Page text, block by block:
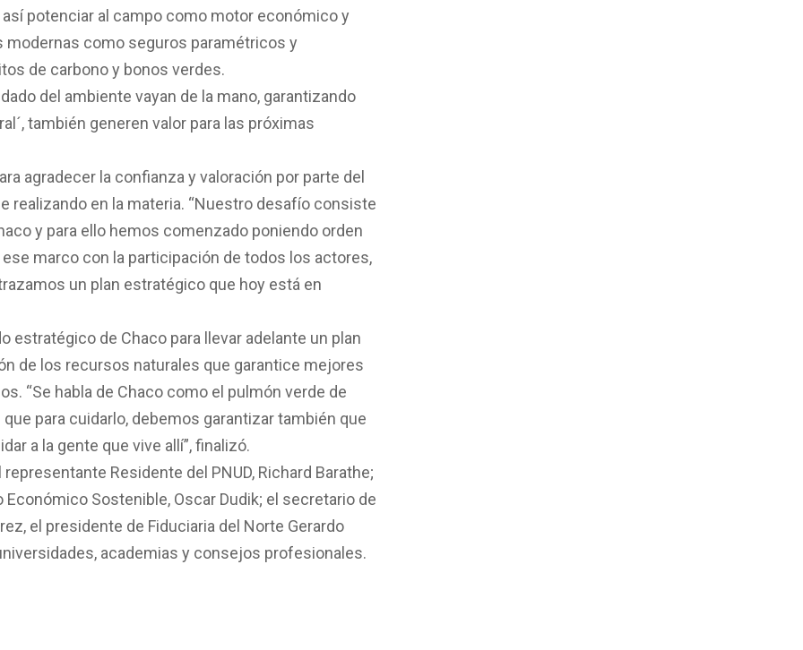
potenciar al campo como motor económico y
modernas como seguros paramétricos y
de carbono y bonos verdes.
del ambiente vayan de la mano, garantizando
también generen valor para las próximas
agradecer la confianza y valoración por parte del
realizando en la materia. “Nuestro desafío consiste
y para ello hemos comenzado poniendo orden
marco con la participación de todos los actores,
un plan estratégico que hoy está en
estratégico de Chaco para llevar adelante un plan
de los recursos naturales que garantice mejores
“Se habla de Chaco como el pulmón verde de
para cuidarlo, debemos garantizar también que
a la gente que vive allí”, finalizó.
Residente del PNUD, Richard Barathe;
Sostenible, Oscar Dudik; el secretario de
el presidente de Fiduciaria del Norte Gerardo
academias y consejos profesionales.